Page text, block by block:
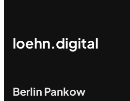
loehn.digital
Berlin Pankow